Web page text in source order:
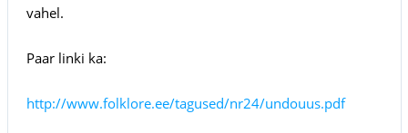
vahel.
Paar linki ka:
http://www.folklore.ee/tagused/nr24/undouus.pdf